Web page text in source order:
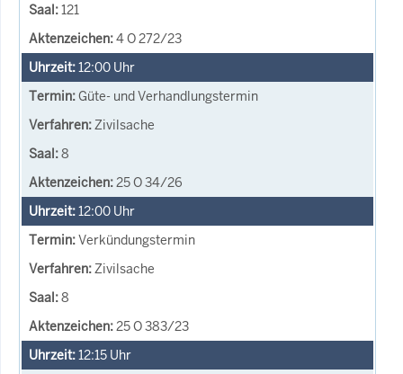
121
4 O 272/23
12:00 Uhr
Güte- und Verhandlungstermin
Zivilsache
8
25 O 34/26
12:00 Uhr
Verkündungstermin
Zivilsache
8
25 O 383/23
12:15 Uhr